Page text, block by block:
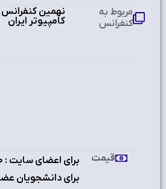
نهمین کنفرانس
کامپیوتر ایران
مربوط به
کنفرانس
برای اعضای سایت : ۱٠٠,٠٠٠ ریال
برای دانشجویان عضو انجمن
قیمت